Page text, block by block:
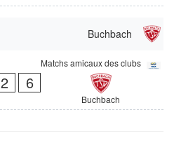
Buchbach
Matchs amicaux des clubs
2 6
Buchbach